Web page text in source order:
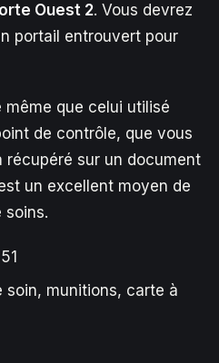
Ouest 2. Vous devrez
portail entrouvert pour
même que celui utilisé
de contrôle, que vous
récupéré sur un document
un excellent moyen de
soins.
soin, munitions, carte à